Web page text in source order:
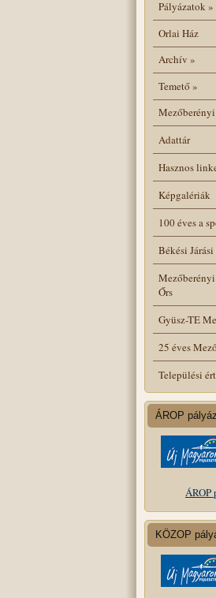
Pályázatok»
Orlai Ház
Archív »
Temető»
Adattár
Hasznos
Képgalériák
100 éves a
Békési
Őrs
Gyüsz-TE
25 éves
Települési
ÁROP
ÁROP
KÖZOP